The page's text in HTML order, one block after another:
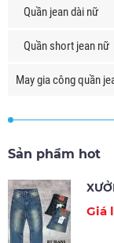
Quần jean dài nữ
Quần short jean nữ
May gia công quần
Sản phẩm hot
Giá